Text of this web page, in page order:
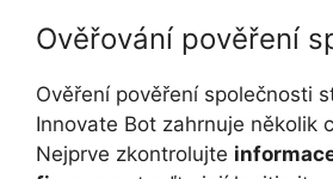
Ověřování pověření
Ověření pověření společnosti
Innovate Bot zahrnuje několik
Nejprve zkontrolujte